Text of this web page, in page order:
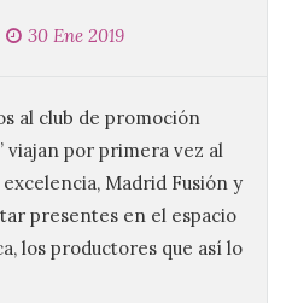
30 Ene 2019
al club de promoción
viajan por primera vez al
Madrid Fusión y
presentes en el espacio
los productores que así lo
Feria
a
el 9 de
aledaños del
cisterciense
la Real de
Una cita
de los